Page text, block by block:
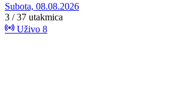
Subota, 08.08.2026
3 / 37 utakmica
Uživo 8